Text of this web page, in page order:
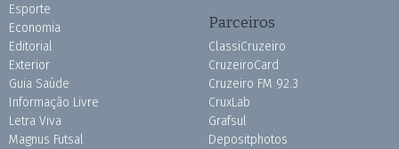
Esporte
Economia
Editorial
Exterior
Guia Saúde
Informação Livre
Letra Viva
Magnus Futsal
Parceiros
ClassiCruzeiro
CruzeiroCard
Cruzeiro FM 92.3
CruxLab
Grafsul
Depositphotos